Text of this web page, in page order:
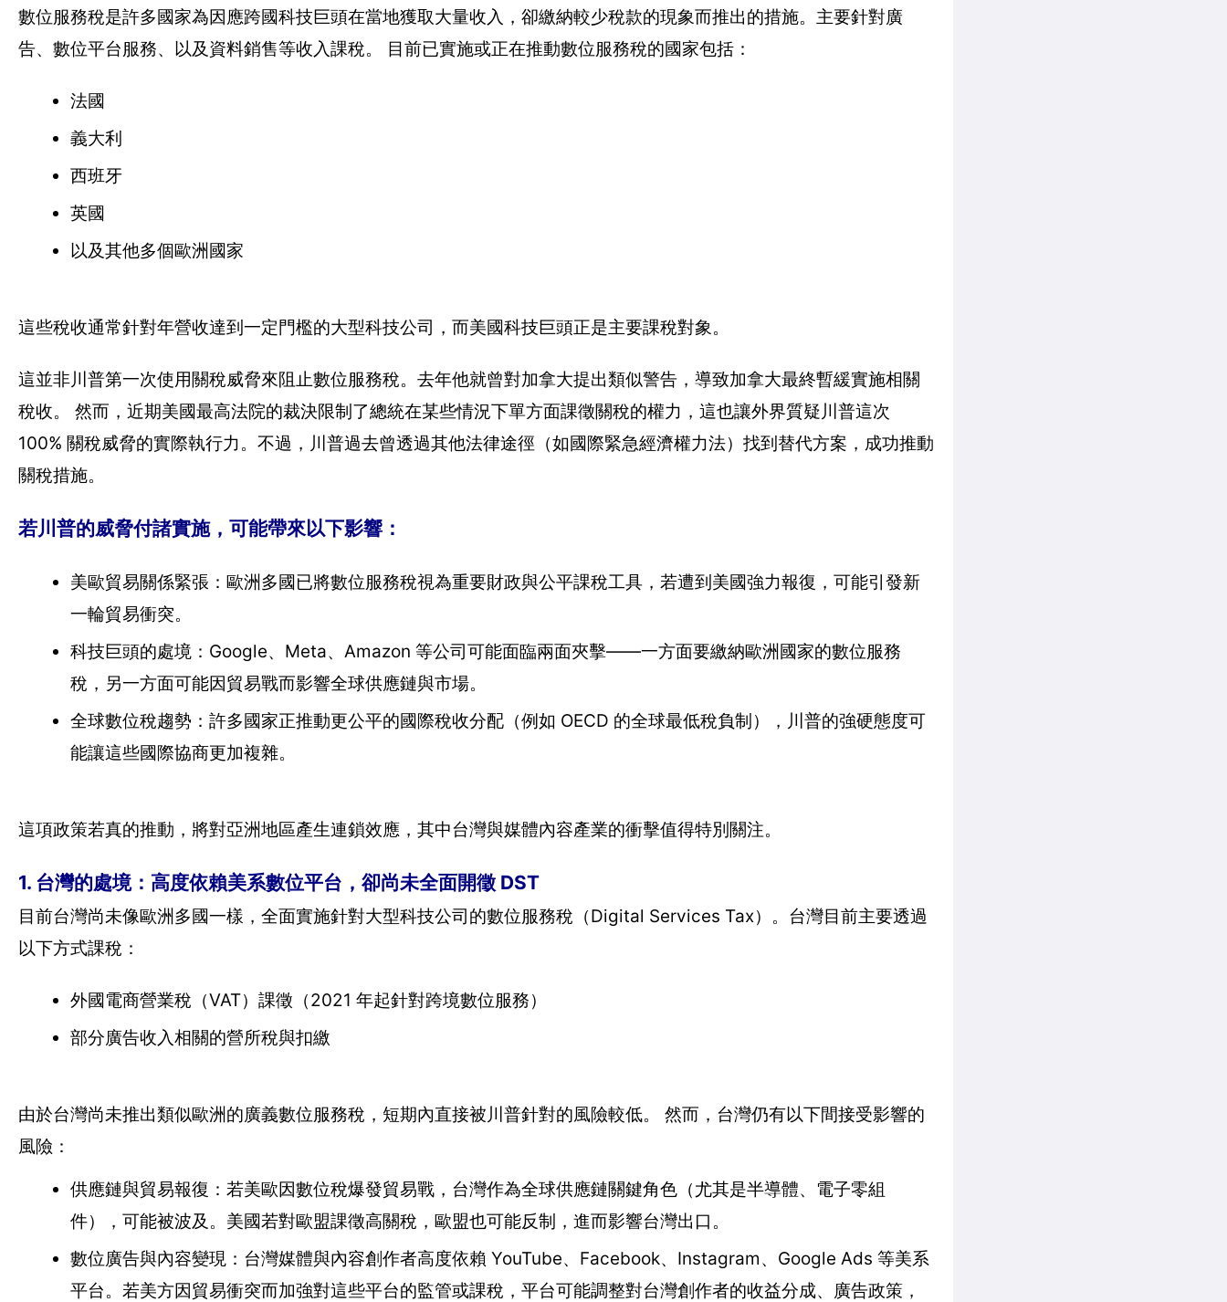
數位服務稅是許多國家為因應跨國科技巨頭在當地獲取大量收入，卻繳納較少稅款的現象而推出的措施。主要針對廣
告、數位平台服務、以及資料銷售等收入課稅。 目前已實施或正在推動數位服務稅的國家包括：
法國
義大利
西班牙
英國
以及其他多個歐洲國家
這些稅收通常針對年營收達到一定門檻的大型科技公司，而美國科技巨頭正是主要課稅對象。
這並非川普第一次使用關稅威脅來阻止數位服務稅。去年他就曾對加拿大提出類似警告，導致加拿大最終暫緩實施相關
稅收。 然而，近期美國最高法院的裁決限制了總統在某些情況下單方面課徵關稅的權力，這也讓外界質疑川普這次
100% 關稅威脅的實際執行力。不過，川普過去曾透過其他法律途徑（如國際緊急經濟權力法）找到替代方案，成功推動
關稅措施。
若川普的威脅付諸實施，可能帶來以下影響：
美歐貿易關係緊張：歐洲多國已將數位服務稅視為重要財政與公平課稅工具，若遭到美國強力報復，可能引發新
一輪貿易衝突。
科技巨頭的處境：Google、Meta、Amazon 等公司可能面臨兩面夾擊——一方面要繳納歐洲國家的數位服務
稅，另一方面可能因貿易戰而影響全球供應鏈與市場。
全球數位稅趨勢：許多國家正推動更公平的國際稅收分配（例如 OECD 的全球最低稅負制），川普的強硬態度可
能讓這些國際協商更加複雜。
這項政策若真的推動，將對亞洲地區產生連鎖效應，其中台灣與媒體內容產業的衝擊值得特別關注。
1. 台灣的處境：高度依賴美系數位平台，卻尚未全面開徵 DST
目前台灣尚未像歐洲多國一樣，全面實施針對大型科技公司的數位服務稅（Digital Services Tax）。台灣目前主要透過
以下方式課稅：
外國電商營業稅（VAT）課徵（2021 年起針對跨境數位服務）
部分廣告收入相關的營所稅與扣繳
由於台灣尚未推出類似歐洲的廣義數位服務稅，短期內直接被川普針對的風險較低。 然而，台灣仍有以下間接受影響的
風險：
供應鏈與貿易報復：若美歐因數位稅爆發貿易戰，台灣作為全球供應鏈關鍵角色（尤其是半導體、電子零組
件），可能被波及。美國若對歐盟課徵高關稅，歐盟也可能反制，進而影響台灣出口。
數位廣告與內容變現：台灣媒體與內容創作者高度依賴 YouTube、Facebook、Instagram、Google Ads 等美系
平台。若美方因貿易衝突而加強對這些平台的監管或課稅，平台可能調整對台灣創作者的收益分成、廣告政策，